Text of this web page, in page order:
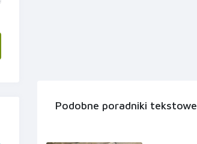
Podobne poradniki tekstowe